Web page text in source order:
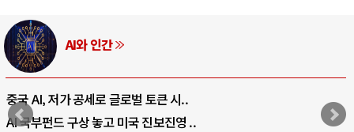
러시아-우크라이나 전쟁
전쟁의 추상화: 우크라이나, 대리전의 역..
EU·우크라이나 드론 협력 직후, 러시아..